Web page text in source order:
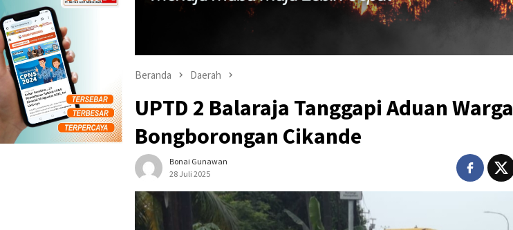
Beranda Daerah
UPTD 2 Balaraja Tanggapi Aduan Warga
Bongborongan Cikande
Bonai Gunawan
28 Juli 2025